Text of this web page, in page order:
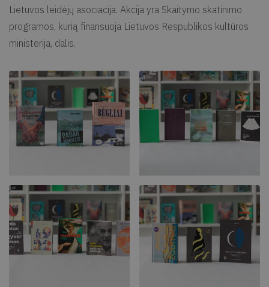
Lietuvos leidėjų asociacija. Akcija yra Skaitymo skatinimo
programos, kurią finansuoja Lietuvos Respublikos kultūros
ministerija, dalis.